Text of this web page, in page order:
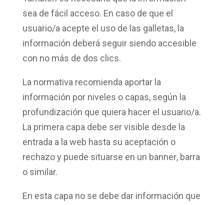
sea de fácil acceso. En caso de que el
usuario/a acepte el uso de las galletas, la
información deberá seguir siendo accesible
con no más de dos clics.
La normativa recomienda aportar la
información por niveles o capas, según la
profundización que quiera hacer el usuario/a.
La primera capa debe ser visible desde la
entrada a la web hasta su aceptación o
rechazo y puede situarse en un banner, barra
o similar.
En esta capa no se debe dar información que